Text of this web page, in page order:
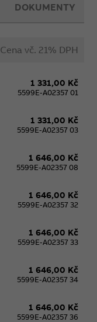
Cena vč. 21% DPH
1 331,00 Kč
5599E-A02357 01
1 331,00 Kč
5599E-A02357 03
1 646,00 Kč
5599E-A02357 08
1 646,00 Kč
5599E-A02357 32
1 646,00 Kč
5599E-A02357 33
1 646,00 Kč
5599E-A02357 34
1 646,00 Kč
5599E-A02357 36
DOKUMENTY